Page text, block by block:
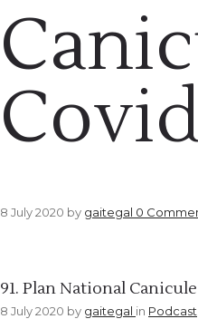
8 July 2020 by gaitegal 0
91. Plan National
8 July 2020 by gaitegal in Podcast